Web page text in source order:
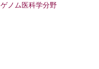
ゲノム医科学分野